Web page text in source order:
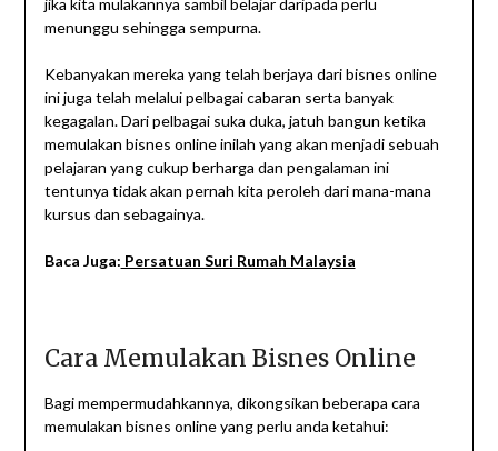
jika kita mulakannya sambil belajar daripada perlu
menunggu sehingga sempurna.
Kebanyakan mereka yang telah berjaya dari bisnes online
ini juga telah melalui pelbagai cabaran serta banyak
kegagalan. Dari pelbagai suka duka, jatuh bangun ketika
memulakan bisnes online inilah yang akan menjadi sebuah
pelajaran yang cukup berharga dan pengalaman ini
tentunya tidak akan pernah kita peroleh dari mana-mana
kursus dan sebagainya.
Baca Juga: Persatuan Suri Rumah Malaysia
Cara Memulakan Bisnes Online
Bagi mempermudahkannya, dikongsikan beberapa cara
memulakan bisnes online yang perlu anda ketahui: